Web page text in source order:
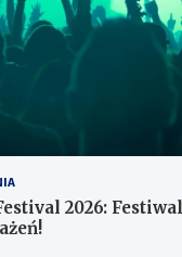
2026: